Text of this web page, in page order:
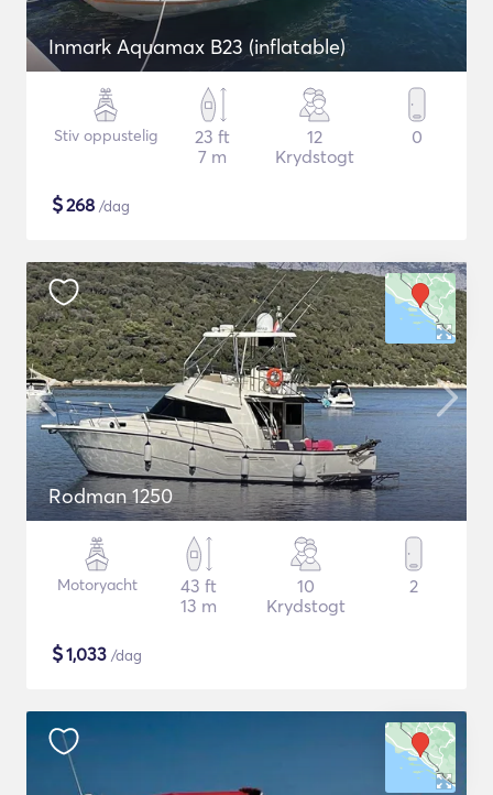
Inmark Aquamax B23 (inflatable)
Stiv oppustelig
23 ft
7 m
12
Krydstogt
0
$268 /dag
Rodman 1250
Motoryacht
43 ft
13 m
10
Krydstogt
2
$1,033 /dag